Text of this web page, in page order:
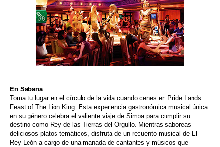
En Sabana
Toma tu lugar en el círculo de la vida cuando cenes en Pride Lands:
Feast of The Lion King. Esta experiencia gastronómica musical única
en su género celebra el valiente viaje de Simba para cumplir su
destino como Rey de las Tierras del Orgullo. Mientras saboreas
deliciosos platos temáticos, disfruta de un recuento musical de El
Rey León a cargo de una manada de cantantes y músicos que